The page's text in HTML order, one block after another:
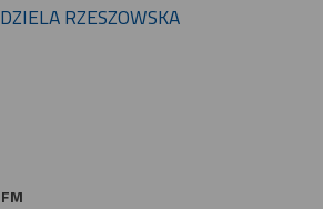
RZESZOWSKA